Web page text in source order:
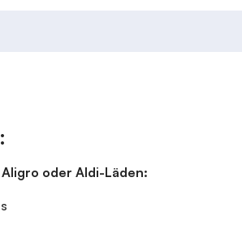
Aligro oder Aldi-Läden: